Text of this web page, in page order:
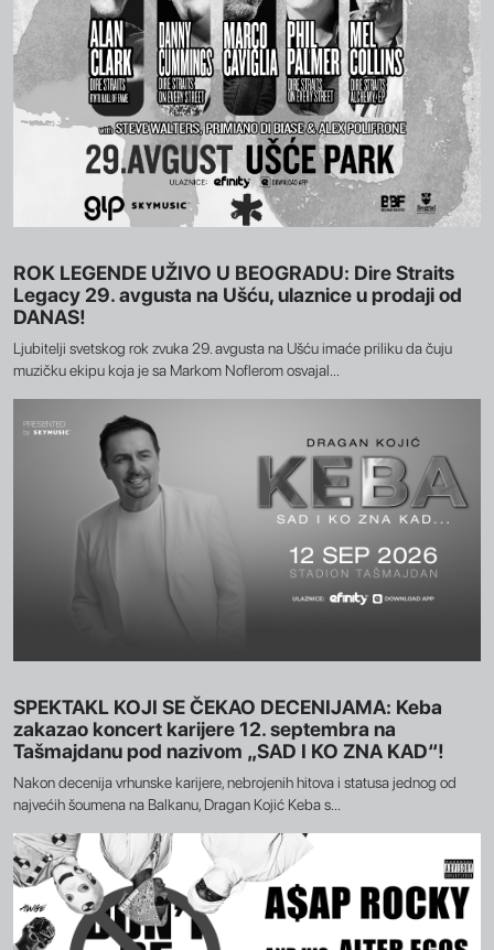
ROK LEGENDE UŽIVO U BEOGRADU: Dire Straits
Legacy 29. avgusta na Ušću, ulaznice u prodaji od
DANAS!
Ljubitelji svetskog rok zvuka 29. avgusta na Ušću imaće priliku da čuju
muzičku ekipu koja je sa Markom Noflerom osvajal...
SPEKTAKL KOJI SE ČEKAO DECENIJAMA: Keba
zakazao koncert karijere 12. septembra na
Tašmajdanu pod nazivom „SAD I KO ZNA KAD“!
Nakon decenija vrhunske karijere, nebrojenih hitova i statusa jednog od
najvećih šoumena na Balkanu, Dragan Kojić Keba s...